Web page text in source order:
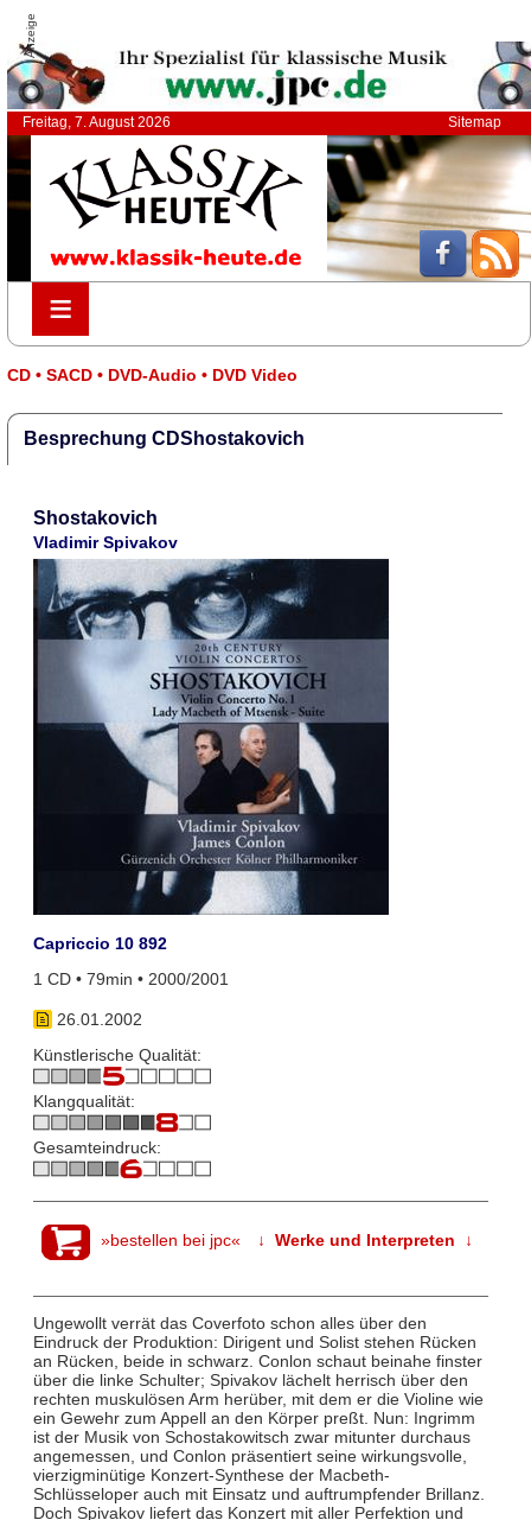
Anzeige
Freitag, 7. August 2026 Sitemap
≡
≡
CD • SACD • DVD-Audio • DVD Video
Besprechung CDShostakovich
Shostakovich
Vladimir Spivakov
Capriccio 10 892
1 CD • 79min • 2000/2001
26.01.2002
Künstlerische Qualität:
Klangqualität:
Gesamteindruck:
»bestellen bei jpc« ↓ Werke und Interpreten ↓
Ungewollt verrät das Coverfoto schon alles über den
Eindruck der Produktion: Dirigent und Solist stehen Rücken
an Rücken, beide in schwarz. Conlon schaut beinahe finster
über die linke Schulter; Spivakov lächelt herrisch über den
rechten muskulösen Arm herüber, mit dem er die Violine wie
ein Gewehr zum Appell an den Körper preßt. Nun: Ingrimm
ist der Musik von Schostakowitsch zwar mitunter durchaus
angemessen, und Conlon präsentiert seine wirkungsvolle,
vierzigminütige Konzert-Synthese der Macbeth-
Schlüsseloper auch mit Einsatz und auftrumpfender Brillanz.
Doch Spivakov liefert das Konzert mit aller Perfektion und